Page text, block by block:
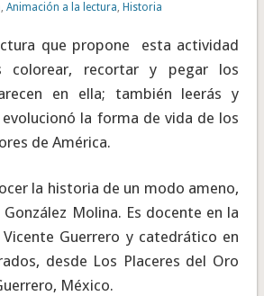
, Animación a la lectura, Historia
que propone esta actividad
colorear, recortar y pegar los
en ella; también leerás y
la forma de vida de los
de América.
la historia de un modo ameno,
Molina. Es docente en la
Vicente Guerrero y catedrático en
desde Los Placeres del Oro
México.